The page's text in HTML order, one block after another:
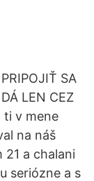
PRIPOJIŤ SA
DÁ LEN CEZ
ti v mene
na náš
21 a chalani
seriózne a s